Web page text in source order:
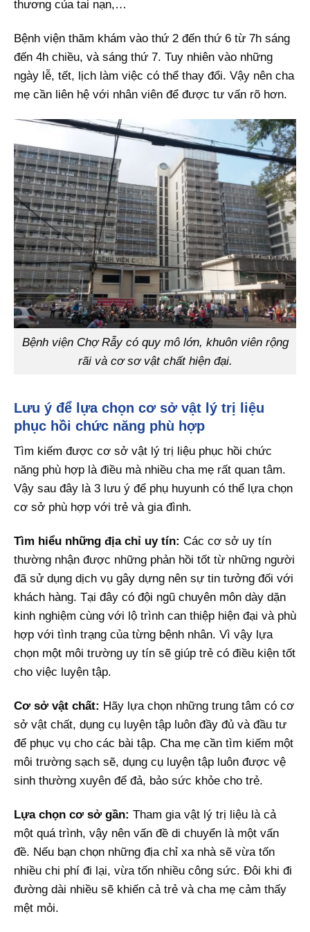
thương của tai nạn,…
Bệnh viện thăm khám vào thứ 2 đến thứ 6 từ 7h sáng
đến 4h chiều, và sáng thứ 7. Tuy nhiên vào những
ngày lễ, tết, lịch làm việc có thể thay đổi. Vậy nên cha
mẹ cần liên hệ với nhân viên để được tư vấn rõ hơn.
Bệnh viện Chợ Rẫy có quy mô lớn, khuôn viên rộng
rãi và cơ sơ vật chất hiện đại.
Lưu ý để lựa chọn cơ sở vật lý trị liệu
phục hồi chức năng phù hợp
Tìm kiếm được cơ sở vật lý trị liệu phục hồi chức
năng phù hợp là điều mà nhiều cha mẹ rất quan tâm.
Vậy sau đây là 3 lưu ý để phụ huyunh có thể lựa chọn
cơ sở phù hợp với trẻ và gia đình.
Tìm hiểu những địa chỉ uy tín: Các cơ sở uy tín
thường nhận được những phản hồi tốt từ những người
đã sử dụng dịch vụ gây dựng nên sự tin tưởng đối với
khách hàng. Tại đây có đội ngũ chuyên môn dày dặn
kinh nghiệm cùng với lộ trình can thiệp hiện đại và phù
hợp với tình trạng của từng bệnh nhân. Vì vậy lựa
chọn một môi trường uy tín sẽ giúp trẻ có điều kiện tốt
cho việc luyện tập.
Cơ sở vật chất: Hãy lựa chọn những trung tâm có cơ
sở vật chất, dụng cụ luyện tập luôn đầy đủ và đầu tư
để phục vụ cho các bài tập. Cha mẹ cần tìm kiếm một
môi trường sạch sẽ, dụng cụ luyện tập luôn được vệ
sinh thường xuyên để đả, bảo sức khỏe cho trẻ.
Lựa chọn cơ sở gần: Tham gia vật lý trị liệu là cả
một quá trình, vậy nên vấn đề di chuyển là một vấn
đề. Nếu bạn chọn những địa chỉ xa nhà sẽ vừa tốn
nhiều chi phí đi lại, vừa tốn nhiều công sức. Đôi khi đi
đường dài nhiều sẽ khiến cả trẻ và cha mẹ cảm thấy
mệt mỏi.